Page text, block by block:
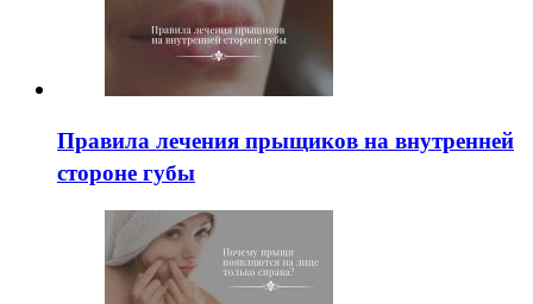
Правила лечения прыщиков на внутренней
стороне губы